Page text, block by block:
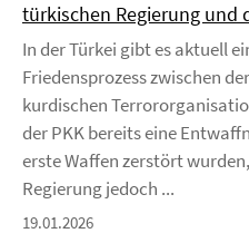
türkischen Regierung und
In der Türkei gibt es aktuell
Friedensprozess zwischen
kurdischen
der PKK bereits eine
erste Waffen zerstört
Regierung jedoch ...
19.01.2026